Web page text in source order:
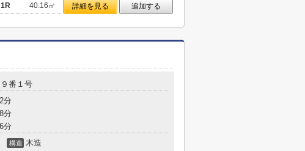
1R 40.16㎡ 詳細を見る 追加する
番１号
分
分
分
構造 木造